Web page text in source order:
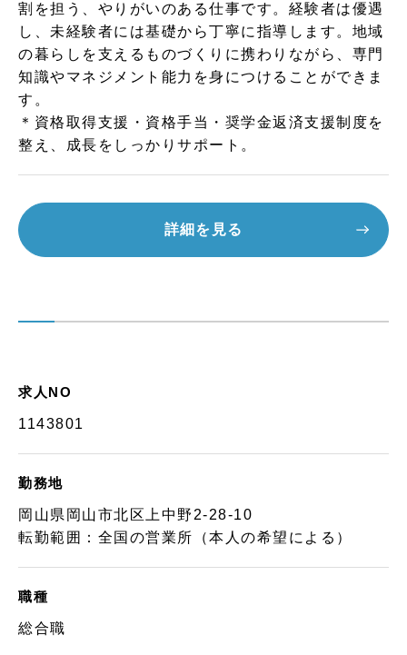
割を担う、やりがいのある仕事です。経験者は優遇
し、未経験者には基礎から丁寧に指導します。地域
の暮らしを支えるものづくりに携わりながら、専門
知識やマネジメント能力を身につけることができま
す。
＊資格取得支援・資格手当・奨学金返済支援制度を
整え、成長をしっかりサポート。
詳細を見る
求人NO
1143801
勤務地
岡山県岡山市北区上中野2-28-10
転勤範囲：全国の営業所（本人の希望による）
職種
総合職